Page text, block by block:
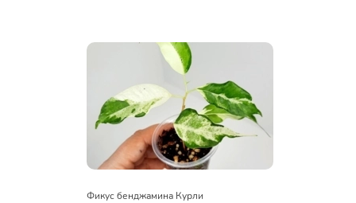
Фикус бенджамина Курли